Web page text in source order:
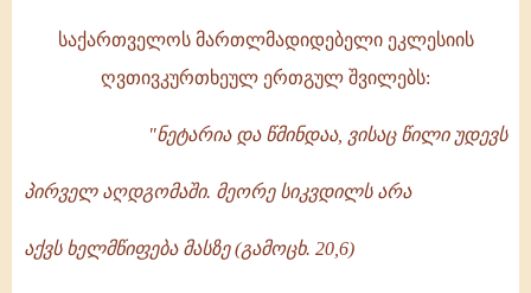
საქართველოს მართლმადიდებელი ეკლესიის
ღვთივკურთხეულ ერთგულ შვილებს:
"ნეტარია და წმინდაა, ვისაც წილი უდევს
პირველ აღდგომაში. მეორე სიკვდილს არა
აქვს ხელმწიფება მასზე (გამოცხ. 20,6)